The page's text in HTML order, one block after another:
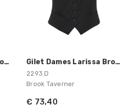
Gilet Dames Larissa Brook Taverner Gilet Dames Larissa Brook Taverner
2293.D
Brook Taverner
€ 73,40